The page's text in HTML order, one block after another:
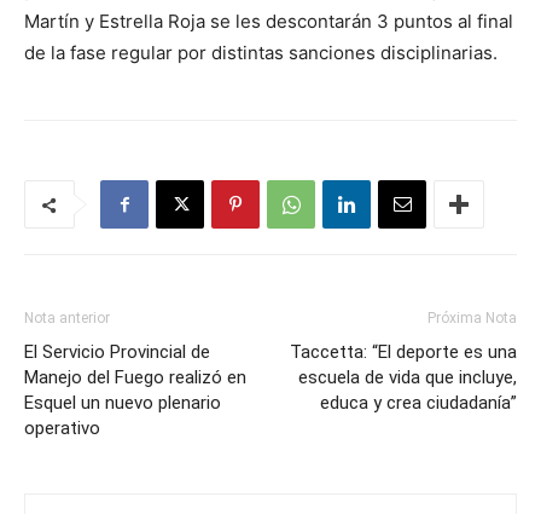
Martín y Estrella Roja se les descontarán 3 puntos al final
de la fase regular por distintas sanciones disciplinarias.
Nota anterior
El Servicio Provincial de
Manejo del Fuego realizó en
Esquel un nuevo plenario
operativo
Próxima Nota
Taccetta: “El deporte es una
escuela de vida que incluye,
educa y crea ciudadanía”